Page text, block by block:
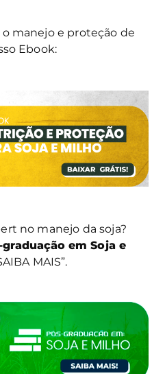
manejo e proteção de
Ebook:
no manejo da soja?
graduação em Soja e
MAIS”.